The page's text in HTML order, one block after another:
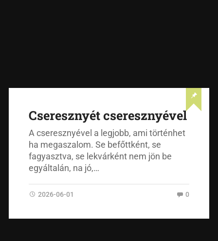
Cseresznyét cseresznyével
A cseresznyével a legjobb, ami történhet
ha megaszalom. Se befőttként, se
fagyasztva, se lekvárként nem jön be
egyáltalán, na jó,…
2026-06-01 0